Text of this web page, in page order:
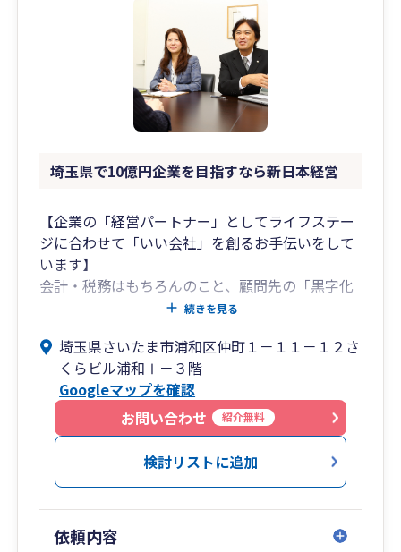
埼玉県で10億円企業を目指すなら新日本経営
【企業の「経営パートナー」としてライフステー
ジに合わせて「いい会社」を創るお手伝いをして
います】
会計・税務はもちろんのこと、顧問先の「黒字化
支援」「資金繰り・銀行対策」等の経営問題に積
より専門性が必要とされる問題には社内外の経営
コンサルタントで問題解決を図ります。
また、個人の相続相談にも積極的に対応していま
より相談しやすい場所を提供したくロイヤルパイ
ンズホテル浦和に「相続ラウンジ」をご用意して
います。
続きを見る
埼玉県さいたま市浦和区仲町１－１１－１２さ
くらビル浦和Ⅰ－３階
Googleマップを確認
お問い合わせ
紹介無料
検討リストに追加
依頼内容